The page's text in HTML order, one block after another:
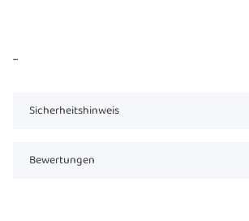
...
Sicherheitshinweis
Bewertungen